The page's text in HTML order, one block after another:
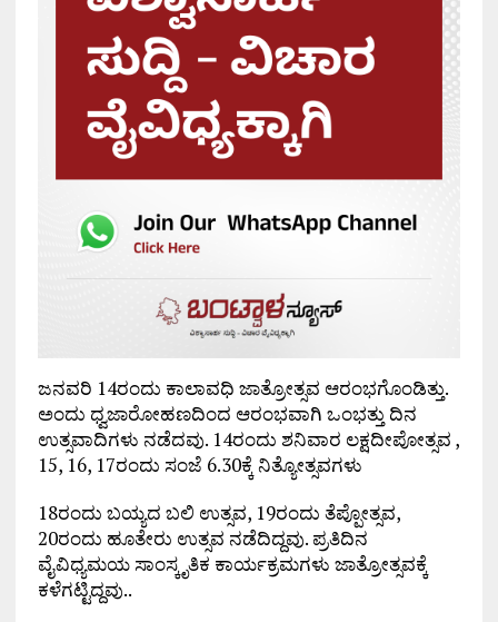
ಜನವರಿ 14ರಂದು ಕಾಲಾವಧಿ ಜಾತ್ರೋತ್ಸವ ಆರಂಭಗೊಂಡಿತ್ತು.
ಅಂದು ಧ್ವಜಾರೋಹಣದಿಂದ ಆರಂಭವಾಗಿ ಒಂಭತ್ತು ದಿನ
ಉತ್ಸವಾದಿಗಳು ನಡೆದವು. 14ರಂದು ಶನಿವಾರ ಲಕ್ಷದೀಪೋತ್ಸವ ,
15, 16, 17ರಂದು ಸಂಜೆ 6.30ಕ್ಕೆ ನಿತ್ಯೋತ್ಸವಗಳು
18ರಂದು ಬಯ್ಯದ ಬಲಿ ಉತ್ಸವ, 19ರಂದು ತೆಪ್ಪೋತ್ಸವ,
20ರಂದು ಹೂತೇರು ಉತ್ಸವ ನಡೆದಿದ್ದವು. ಪ್ರತಿದಿನ
ವೈವಿಧ್ಯಮಯ ಸಾಂಸ್ಕೃತಿಕ ಕಾರ್ಯಕ್ರಮಗಳು ಜಾತ್ರೋತ್ಸವಕ್ಕೆ
ಕಳೆಗಟ್ಟಿದ್ದವು..